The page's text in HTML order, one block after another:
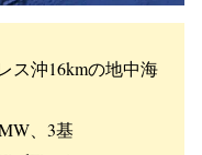
ス沖16kmの地中海
、3基